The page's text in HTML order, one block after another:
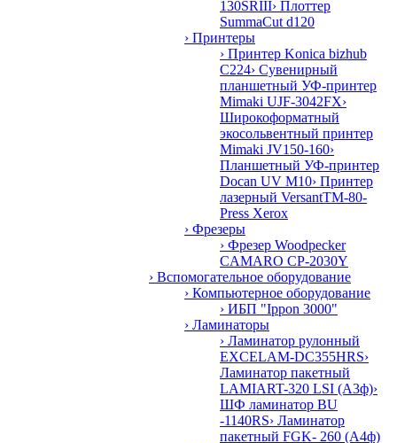
130SRIII› Плоттер
SummaCut d120
› Принтеры
› Принтер Konica bizhub
C224› Сувенирный
планшетный УФ-принтер
Mimaki UJF-3042FX›
Широкоформатный
экосольвентный принтер
Mimaki JV150-160›
Планшетный УФ-принтер
Docan UV M10› Принтер
лазерный VersantTM-80-
Press Xerox
› Фрезеры
› Фрезер Woodpecker
CAMARO CP-2030Y
› Вспомогательное оборудование
› Компьютерное оборудование
› ИБП "Ippon 3000"
› Ламинаторы
› Ламинатор рулонный
EXCELAM-DC355HRS›
Ламинатор пакетный
LAMIART-320 LSI (А3ф)›
ШФ ламинатор BU
-1140RS› Ламинатор
пакетный FGK- 260 (А4ф)